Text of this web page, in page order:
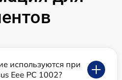
используются при
Eee PC 1002?